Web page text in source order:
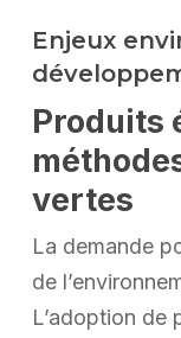
Enjeux
Produits
vertes
La demande
de
L’adoption de